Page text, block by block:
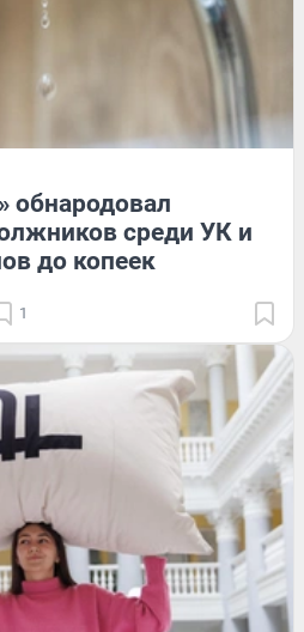
обнародовал
среди УК и
до копеек
1